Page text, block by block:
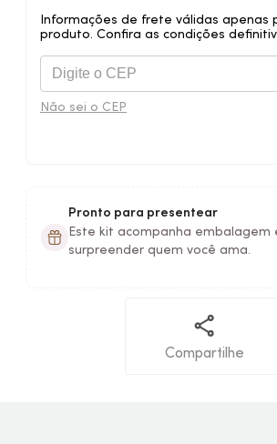
Informações de frete válidas apenas
produto. Confira as condições
Não sei o CEP
Pronto para presentear
Este kit acompanha embalagem
surpreender quem você ama.
Compartilhe